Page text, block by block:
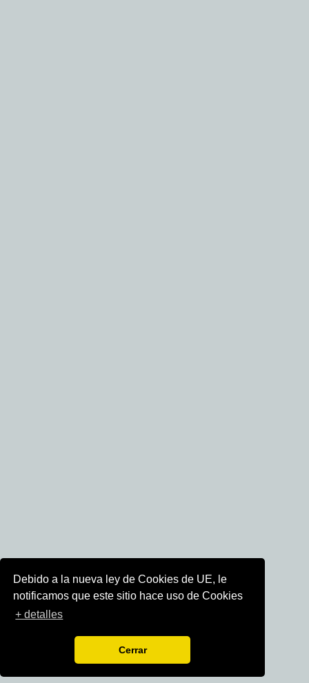
Debido a la nueva ley de Cookies de UE, le
notificamos que este sitio hace uso de Cookies
+ detalles
Cerrar